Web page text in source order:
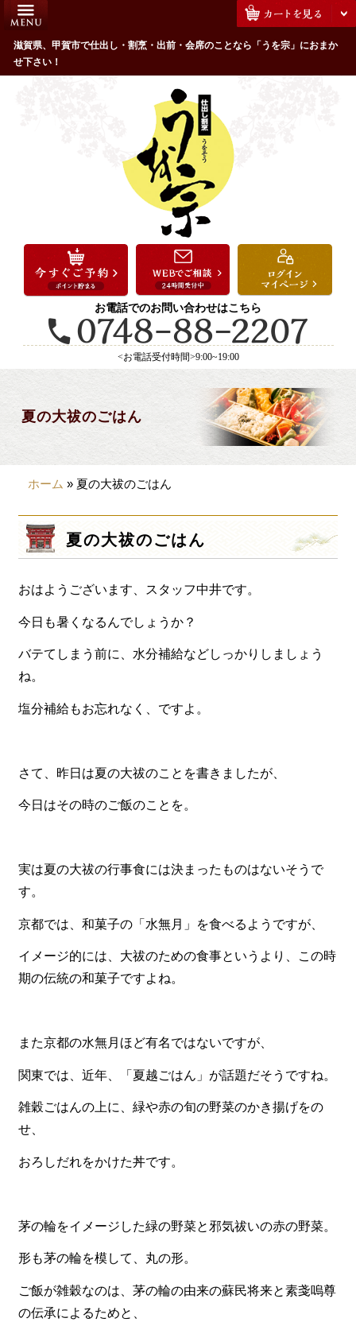
滋賀県、甲賀市で仕出し・割烹・出前・会席のことなら「うを宗」におまか
せ下さい！
お電話でのお問い合わせはこちら
<お電話受付時間>9:00~19:00
夏の大祓のごはん
HOME
うを宗のこだわり
配達エリア・注文方法
お祝い・ハレの日
法事・法要
接待・おもてなし
会議・セミナー弁当
製薬会社様向け
観光・行楽
価格から選ぶ
~999円
1,000~1,999円
2,000~2,999円
3,000~3999円
4,000~7999円
8,000円~
お肉メイン弁当
お魚メイン弁当
旬の食材弁当
種類から選ぶ
近江(滋賀)地方ゆかりの弁当
四得オードブル
寿司・会席膳
オードブル
一品料理
お食い初め・お子様膳
無料貸し出し
ランキング
スタッフブログ
求人情報
会社概要
お問い合わせ
ホーム » 夏の大祓のごはん
夏の大祓のごはん
おはようございます、スタッフ中井です。
今日も暑くなるんでしょうか？
バテてしまう前に、水分補給などしっかりしましょう
ね。
塩分補給もお忘れなく、ですよ。
さて、昨日は夏の大祓のことを書きましたが、
今日はその時のご飯のことを。
実は夏の大祓の行事食には決まったものはないそうで
す。
京都では、和菓子の「水無月」を食べるようですが、
イメージ的には、大祓のための食事というより、この時
期の伝統の和菓子ですよね。
また京都の水無月ほど有名ではないですが、
関東では、近年、「夏越ごはん」が話題だそうですね。
雑穀ごはんの上に、緑や赤の旬の野菜のかき揚げをの
せ、
おろしだれをかけた丼です。
茅の輪をイメージした緑の野菜と邪気祓いの赤の野菜。
形も茅の輪を模して、丸の形。
ご飯が雑穀なのは、茅の輪の由来の蘇民将来と素戔嗚尊
の伝承によるためと、